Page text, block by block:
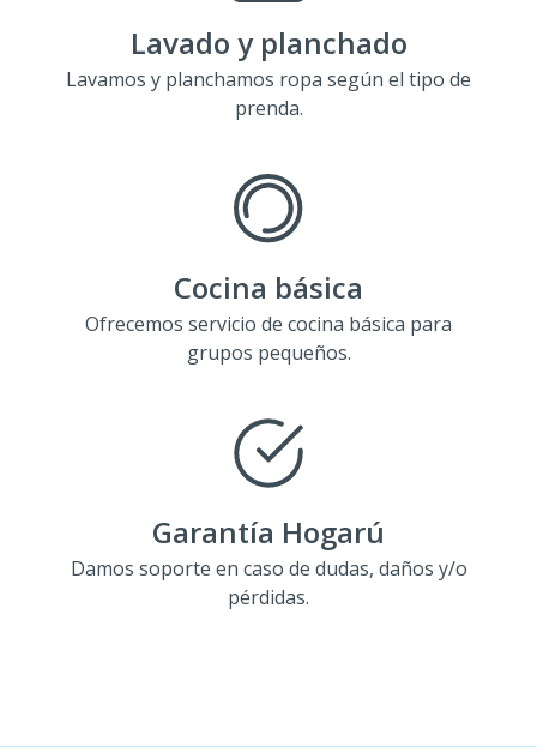
Lavado y planchado
Lavamos y planchamos ropa según el tipo de
prenda.
Cocina básica
Ofrecemos servicio de cocina básica para
grupos pequeños.
Garantía Hogarú
Damos soporte en caso de dudas, daños y/o
pérdidas.